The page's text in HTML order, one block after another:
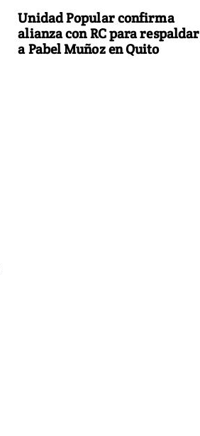
Unidad Popular confirma
alianza con RC para respaldar
a Pabel Muñoz en Quito